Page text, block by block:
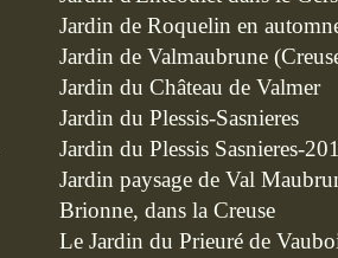
Jardin de Roquelin en
Jardin de Valmaubrune
Jardin du Château de Valmer
Jardin du Plessis-Sasnieres
Jardin du Plessis Sasnieres-
Jardin paysage de Val
Brionne, dans la Creuse
Le Jardin du Prieuré de